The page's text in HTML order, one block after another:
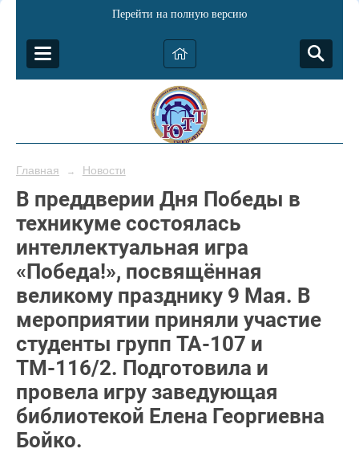
Перейти на полную версию
Главная → Новости
В преддверии Дня Победы в
техникуме состоялась
интеллектуальная игра
«Победа!», посвящённая
великому празднику 9 Мая. В
мероприятии приняли участие
студенты групп ТА-107 и
ТМ-116/2. Подготовила и
провела игру заведующая
библиотекой Елена Георгиевна
Бойко.